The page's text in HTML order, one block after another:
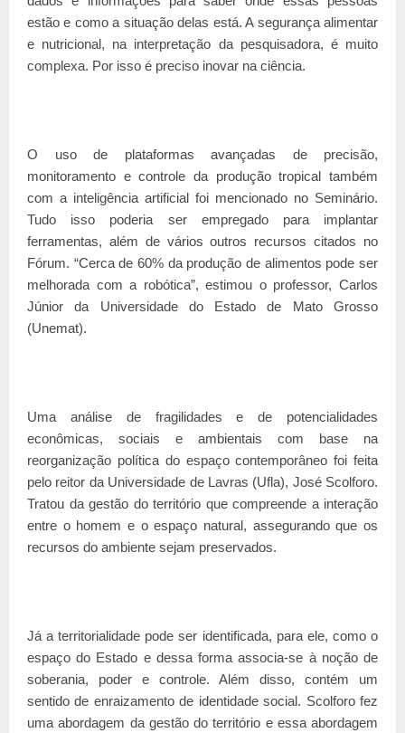
estão e como a situação delas está. A segurança alimentar
e nutricional, na interpretação da pesquisadora, é muito
complexa. Por isso é preciso inovar na ciência.
O uso de plataformas avançadas de precisão,
monitoramento e controle da produção tropical também
com a inteligência artificial foi mencionado no Seminário.
Tudo isso poderia ser empregado para implantar
ferramentas, além de vários outros recursos citados no
Fórum. “Cerca de 60% da produção de alimentos pode ser
melhorada com a robótica”, estimou o professor, Carlos
Júnior da Universidade do Estado de Mato Grosso
(Unemat).
Uma análise de fragilidades e de potencialidades
econômicas, sociais e ambientais com base na
reorganização política do espaço contemporâneo foi feita
pelo reitor da Universidade de Lavras (Ufla), José Scolforo.
Tratou da gestão do território que compreende a interação
entre o homem e o espaço natural, assegurando que os
recursos do ambiente sejam preservados.
Já a territorialidade pode ser identificada, para ele, como o
espaço do Estado e dessa forma associa-se à noção de
soberania, poder e controle. Além disso, contém um
sentido de enraizamento de identidade social. Scolforo fez
uma abordagem da gestão do território e essa abordagem